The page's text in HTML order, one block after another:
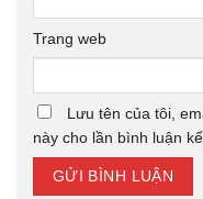
Trang web
Lưu tên của tôi,
này cho lần bình luận